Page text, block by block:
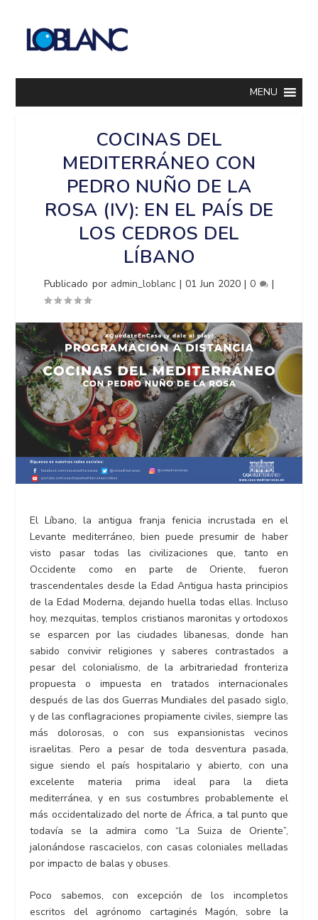
MENU
COCINAS DEL
MEDITERRÁNEO CON
PEDRO NUÑO DE LA
ROSA (IV): EN EL PAÍS DE
LOS CEDROS DEL
LÍBANO
Publicado por admin_loblanc | 01 Jun 2020 |0 |
El Líbano, la antigua franja fenicia incrustada en el
Levante mediterráneo, bien puede presumir de haber
visto pasar todas las civilizaciones que, tanto en
Occidente como en parte de Oriente, fueron
trascendentales desde la Edad Antigua hasta principios
de la Edad Moderna, dejando huella todas ellas. Incluso
hoy, mezquitas, templos cristianos maronitas y ortodoxos
se esparcen por las ciudades libanesas, donde han
sabido convivir religiones y saberes contrastados a
pesar del colonialismo, de la arbitrariedad fronteriza
propuesta o impuesta en tratados internacionales
después de las dos Guerras Mundiales del pasado siglo,
y de las conflagraciones propiamente civiles, siempre las
más dolorosas, o con sus expansionistas vecinos
israelitas. Pero a pesar de toda desventura pasada,
sigue siendo el país hospitalario y abierto, con una
excelente materia prima ideal para la dieta
mediterránea, y en sus costumbres probablemente el
más occidentalizado del norte de África, a tal punto que
todavía se la admira como “La Suiza de Oriente”,
jalonándose rascacielos, con casas coloniales melladas
por impacto de balas y obuses.
Poco sabemos, con excepción de los incompletos
escritos del agrónomo cartaginés Magón, sobre la